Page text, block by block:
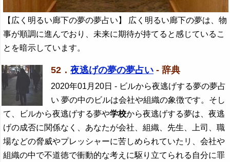
【広く明るい廊下の夢の夢占い】 広く明るい廊下の夢は、物
事が順調に進んでおり、未来に期待が持てると感じているこ
とを暗示しています。
52． 夜逃げの夢の夢占い - 辞典
2020年01月20日 - ビルから夜逃げする夢の夢占
い 夢の中のビルは会社や組織の象徴です。そし
て、ビルから夜逃げする夢や学校から夜逃げする夢は、夜逃
げの成否に関係なく、あなたが会社、組織、先生、上司、職
場などの脅威やプレッシャーに苦しめられていたリ、会社や
組織の中で不道徳で衝動的な考えに駆り立てられる自分に罪